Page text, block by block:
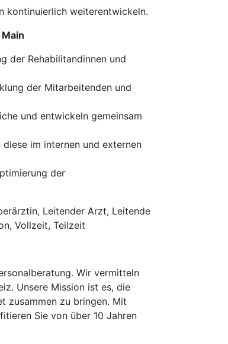
kontinuierlich weiterentwickeln.
der Rehabilitandinnen und
der Mitarbeitenden und
und entwickeln gemeinsam
diese im internen und externen
der
Leitender Arzt, Leitende
Vollzeit, Teilzeit
Wir vermitteln
Unsere Mission ist es, die
zusammen zu bringen. Mit
Sie von über 10 Jahren